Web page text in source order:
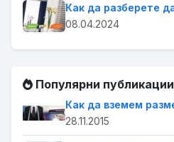
08.04.2024
Популярни публикации
28.11.2015